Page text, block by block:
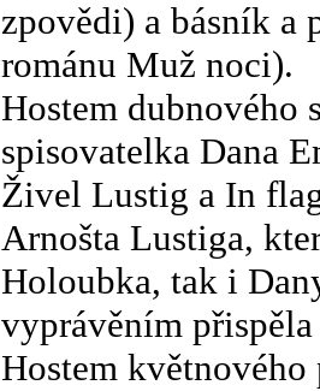
zpovědi) a básník a
románu Muž noci).
Hostem dubnového
spisovatelka Dana
Živel Lustig a In
Arnošta Lustiga,
Holoubka, tak i
vyprávěním
Hostem